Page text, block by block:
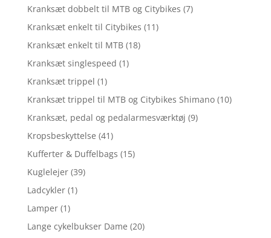
Kranksæt dobbelt til MTB og Citybikes (7)
Kranksæt enkelt til Citybikes (11)
Kranksæt enkelt til MTB (18)
Kranksæt singlespeed (1)
Kranksæt trippel (1)
Kranksæt trippel til MTB og Citybikes Shimano (10)
Kranksæt, pedal og pedalarmesværktøj (9)
Kropsbeskyttelse (41)
Kufferter & Duffelbags (15)
Kuglelejer (39)
Ladcykler (1)
Lamper (1)
Lange cykelbukser Dame (20)